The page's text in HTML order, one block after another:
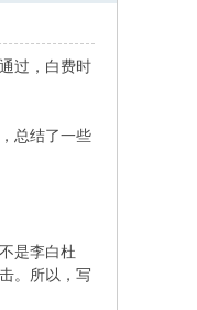
过，白费时
总结了一些
是李白杜
。所以，写